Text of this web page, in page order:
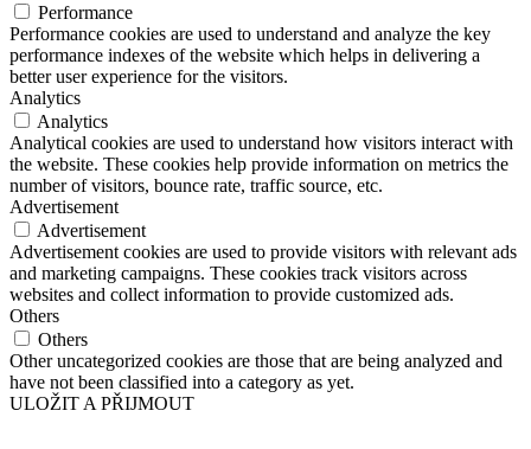
Performance
Performance cookies are used to understand and analyze the key
performance indexes of the website which helps in delivering a
better user experience for the visitors.
Analytics
Analytics
Analytical cookies are used to understand how visitors interact with
the website. These cookies help provide information on metrics the
number of visitors, bounce rate, traffic source, etc.
Advertisement
Advertisement
Advertisement cookies are used to provide visitors with relevant ads
and marketing campaigns. These cookies track visitors across
websites and collect information to provide customized ads.
Others
Others
Other uncategorized cookies are those that are being analyzed and
have not been classified into a category as yet.
ULOŽIT A PŘIJMOUT